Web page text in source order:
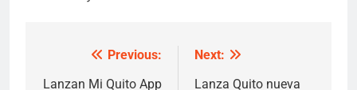
Previous:
Lanzan Mi Quito App
Next:
Lanza Quito nueva